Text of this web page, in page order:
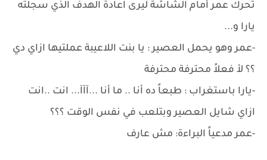
تحرك عمر أمام الشاشة ليرى اعادة الهدف الذي سجلته
يارا و...
-عمر وهو يحمل العصير : يا بنت اللاعيبة عملتيها ازاي دي
؟؟ لأ فعلاً محترفة محترفة
-يارا باستغراب : طبعاً ده أنا .. ما أنا ...آآآ... انت ..انت
ازاي شايل العصير وبتلعب في نفس الوقت ؟؟؟
-عمر مدعياً البراءة: مش عارف